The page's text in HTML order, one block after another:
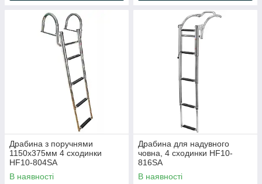
Драбина з поручнями
1150х375мм 4 сходинки
HF10-804SA
В наявності
Драбина для надувного
човна, 4 сходинки HF10-
816SA
В наявності